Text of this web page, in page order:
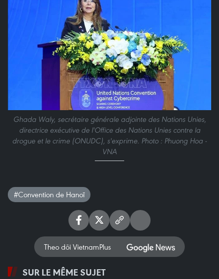
Ghada Waly, secrétaire générale adjointe des Nations Unies,
directrice exécutive de l'Office des Nations Unies contre la
drogue et le crime (ONUDC), s'exprime. Photo : Phuong Hoa -
VNA
#Convention de Hanoï
Theo dõi VietnamPlus
SUR LE MÊME SUJET